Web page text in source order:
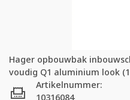
Hager opbouwbak
voudig Q1 aluminium look
Artikelnummer:
10316084